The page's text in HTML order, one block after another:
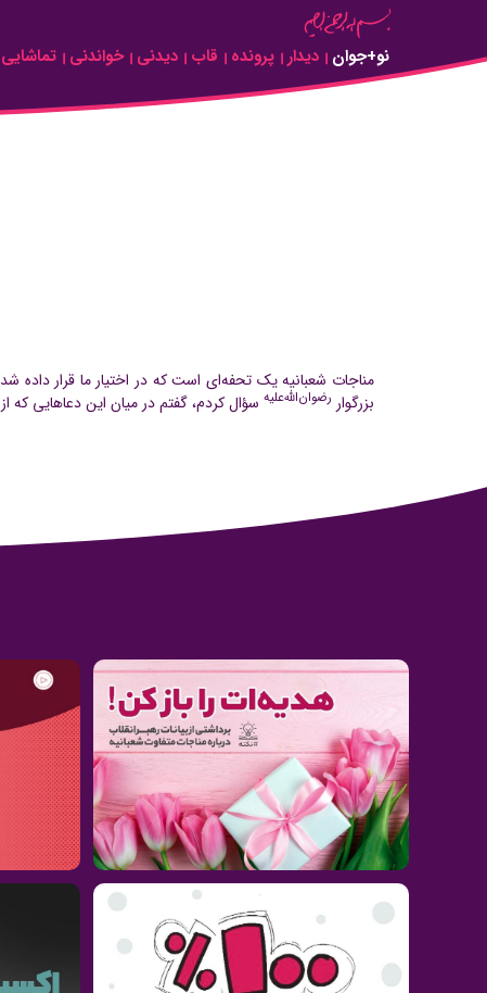
Skip to Main Content
نو+جوان دیدار پرونده قاب دیدنی خواندنی تماشایی
مناجات شعبانیه یک تحفه‌ای است که در اختیار ما قرار
بزرگوار رضوان‌الله‌علیه سؤال کردم، گفتم در میان این دعاهایی که